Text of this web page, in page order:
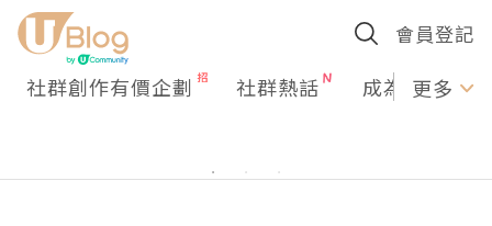
會員登記
社群創作有價企劃 社群熱話 成為U更多